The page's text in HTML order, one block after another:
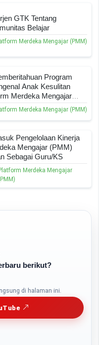
GTK Tentang
Belajar
Merdeka Mengajar (PMM)
Program
Anak Kesulitan
Merdeka Mengajar
Merdeka Mengajar (PMM)
Pengelolaan Kinerja
Mengajar (PMM)
Sebagai Guru/KS
Merdeka Mengajar
berikut?
di halaman ini.